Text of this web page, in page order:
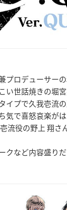
プロデューサー
い世話焼きの堀
イプで久我壱流
気で喜怒哀楽が
流役の野上 翔さ
クなど内容盛り